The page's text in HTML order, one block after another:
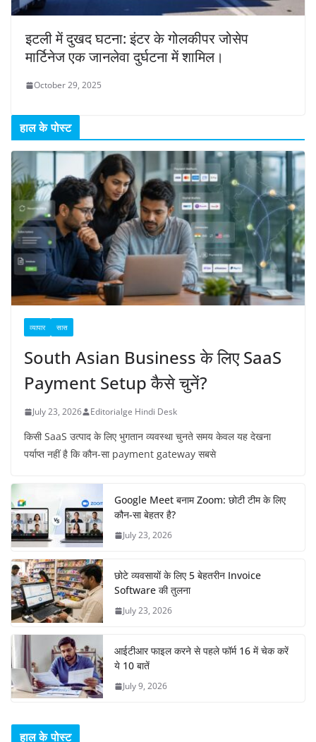
इटली में दुखद घटना: इंटर के गोलकीपर जोसेप
मार्टिनेज एक जानलेवा दुर्घटना में शामिल।
October 29, 2025
हाल के पोस्ट
व्यापार सास
South Asian Business के लिए SaaS
Payment Setup कैसे चुनें?
July 23, 2026 Editorialge Hindi Desk
किसी SaaS उत्पाद के लिए भुगतान व्यवस्था चुनते समय केवल यह देखना
पर्याप्त नहीं है कि कौन-सा payment gateway सबसे
Google Meet बनाम Zoom: छोटी टीम के लिए
कौन-सा बेहतर है?
July 23, 2026
छोटे व्यवसायों के लिए 5 बेहतरीन Invoice
Software की तुलना
July 23, 2026
आईटीआर फाइल करने से पहले फॉर्म 16 में चेक करें
ये 10 बातें
July 9, 2026
हाल के पोस्ट